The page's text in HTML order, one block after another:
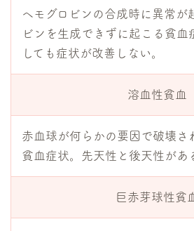
ヘモグロビンの合成時に異常が
ビンを生成できずに起こる貧血
しても症状が改善しない。
溶血性貧血
赤血球が何らかの要因で破壊さ
貧血症状。先天性と後天性があ
巨赤芽球性貧